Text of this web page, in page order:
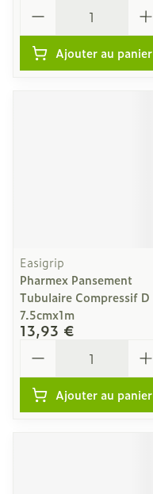
Ajouter au panier
Easigrip
Pharmex Pansement
Tubulaire Compressif D
7.5cmx1m
13,93 €
Ajouter au panier